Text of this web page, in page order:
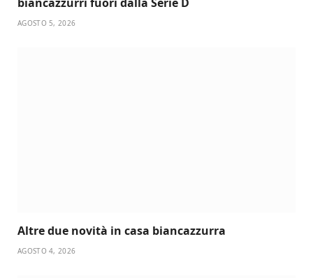
AGOSTO 5, 2026
Altre due novità in casa biancazzurra
AGOSTO 4, 2026